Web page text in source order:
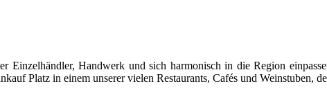
Einzelhändler, Handwerk und sich harmonisch in die Region
Platz in einem unserer vielen Restaurants, Cafés und Weinstuben,